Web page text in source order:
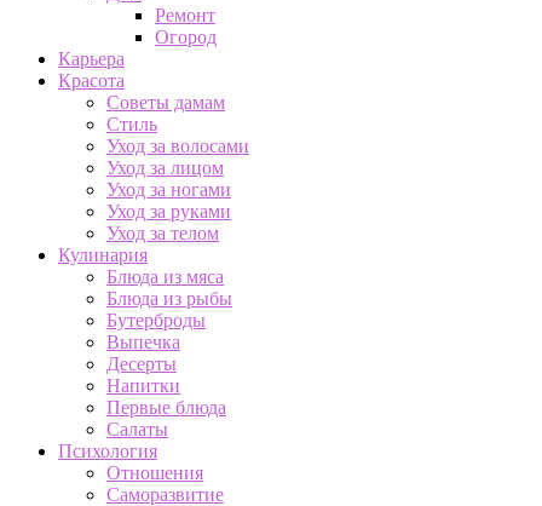
Ремонт
Огород
Карьера
Красота
Советы дамам
Стиль
Уход за волосами
Уход за лицом
Уход за ногами
Уход за руками
Уход за телом
Кулинария
Блюда из мяса
Блюда из рыбы
Бутерброды
Выпечка
Десерты
Напитки
Первые блюда
Салаты
Психология
Отношения
Саморазвитие